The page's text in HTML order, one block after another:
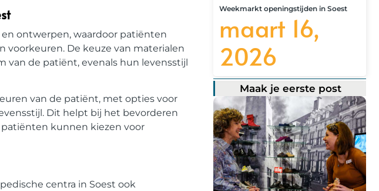
ontwerpen, waardoor patiënten
De keuze van materialen
van de patiënt, evenals hun levensstijl
van de patiënt, met opties voor
Dit helpt bij het bevorderen
kunnen kiezen voor
centra in Soest ook
Weekmarkt openingstijden in Soest
maart 16,
2026
Maak je eerste post